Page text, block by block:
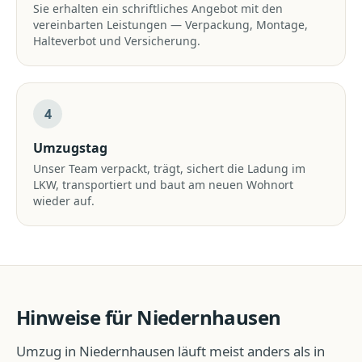
Sie erhalten ein schriftliches Angebot mit den
vereinbarten Leistungen — Verpackung, Montage,
Halteverbot und Versicherung.
4
Umzugstag
Unser Team verpackt, trägt, sichert die Ladung im
LKW, transportiert und baut am neuen Wohnort
wieder auf.
Hinweise für Niedernhausen
Umzug in Niedernhausen läuft meist anders als in